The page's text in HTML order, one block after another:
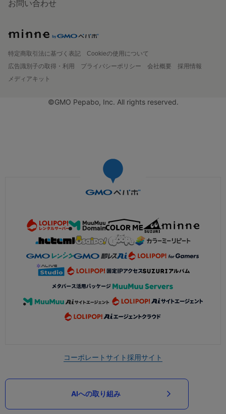
お問い合わせ
特定商取引法に基づく表記
Cookieの使用について
広告識別子の取得・利用
プライバシーポリシー 会社概要
採用情報
メディアキット
©GMO Pepabo, Inc. All rights reserved.
コーポレートサイト採用サイト
AIへの取り組み